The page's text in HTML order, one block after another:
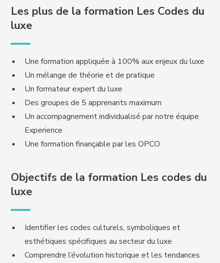
Les plus de la formation Les Codes du
luxe
Une formation appliquée à 100% aux enjeux du luxe
Un mélange de théorie et de pratique
Un formateur expert du luxe
Des groupes de 5 apprenants maximum
Un accompagnement individualisé par notre équipe
Experience
Une formation finançable par les OPCO
Objectifs de la formation Les codes du
luxe
Identifier les codes culturels, symboliques et
esthétiques spécifiques au secteur du luxe
Comprendre l’évolution historique et les tendances